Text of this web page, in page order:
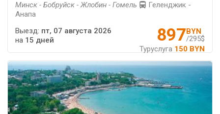
Минск - Бобруйск - Жлобин - Гомель
Геленджик -
Анапа
897BYN
/295$
Туруслуга 150 BYN
Выезд: пт, 07 августа 2026
на 15 дней